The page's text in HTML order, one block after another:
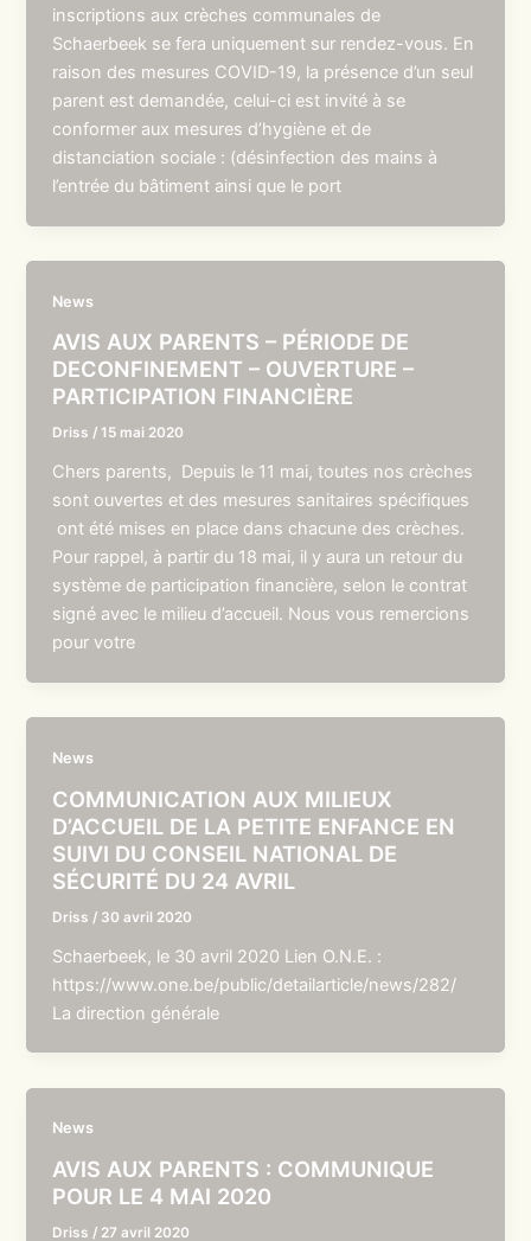
inscriptions aux crèches communales de
Schaerbeek se fera uniquement sur rendez-vous. En
raison des mesures COVID-19, la présence d’un seul
parent est demandée, celui-ci est invité à se
conformer aux mesures d’hygiène et de
distanciation sociale : (désinfection des mains à
l’entrée du bâtiment ainsi que le port
News
AVIS AUX PARENTS – PÉRIODE DE
DECONFINEMENT – OUVERTURE –
PARTICIPATION FINANCIÈRE
Driss /15 mai 2020
Chers parents, Depuis le 11 mai, toutes nos crèches
sont ouvertes et des mesures sanitaires spécifiques
ont été mises en place dans chacune des crèches.
Pour rappel, à partir du 18 mai, il y aura un retour du
système de participation financière, selon le contrat
signé avec le milieu d’accueil. Nous vous remercions
pour votre
News
COMMUNICATION AUX MILIEUX
D’ACCUEIL DE LA PETITE ENFANCE EN
SUIVI DU CONSEIL NATIONAL DE
SÉCURITÉ DU 24 AVRIL
Driss / 30 avril 2020
Schaerbeek, le 30 avril 2020 Lien O.N.E. :
https://www.one.be/public/detailarticle/news/282/
La direction générale
News
AVIS AUX PARENTS : COMMUNIQUE
POUR LE 4 MAI 2020
Driss / 27 avril 2020